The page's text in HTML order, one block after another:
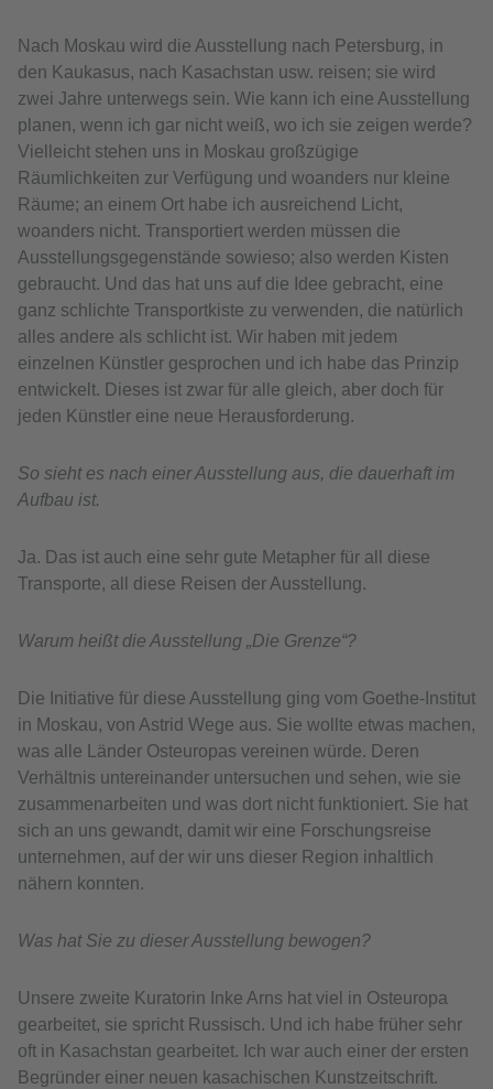
Nach Moskau wird die Ausstellung nach Petersburg, in
den Kaukasus, nach Kasachstan usw. reisen; sie wird
zwei Jahre unterwegs sein. Wie kann ich eine Ausstellung
planen, wenn ich gar nicht weiß, wo ich sie zeigen werde?
Vielleicht stehen uns in Moskau großzügige
Räumlichkeiten zur Verfügung und woanders nur kleine
Räume; an einem Ort habe ich ausreichend Licht,
woanders nicht. Transportiert werden müssen die
Ausstellungsgegenstände sowieso; also werden Kisten
gebraucht. Und das hat uns auf die Idee gebracht, eine
ganz schlichte Transportkiste zu verwenden, die natürlich
alles andere als schlicht ist. Wir haben mit jedem
einzelnen Künstler gesprochen und ich habe das Prinzip
entwickelt. Dieses ist zwar für alle gleich, aber doch für
jeden Künstler eine neue Herausforderung.
So sieht es nach einer Ausstellung aus, die dauerhaft im
Aufbau ist.
Ja. Das ist auch eine sehr gute Metapher für all diese
Transporte, all diese Reisen der Ausstellung.
Warum heißt die Ausstellung „Die Grenze“?
Die Initiative für diese Ausstellung ging vom Goethe-Institut
in Moskau, von Astrid Wege aus. Sie wollte etwas machen,
was alle Länder Osteuropas vereinen würde. Deren
Verhältnis untereinander untersuchen und sehen, wie sie
zusammenarbeiten und was dort nicht funktioniert. Sie hat
sich an uns gewandt, damit wir eine Forschungsreise
unternehmen, auf der wir uns dieser Region inhaltlich
nähern konnten.
Was hat Sie zu dieser Ausstellung bewogen?
Unsere zweite Kuratorin Inke Arns hat viel in Osteuropa
gearbeitet, sie spricht Russisch. Und ich habe früher sehr
oft in Kasachstan gearbeitet. Ich war auch einer der ersten
Begründer einer neuen kasachischen Kunstzeitschrift.